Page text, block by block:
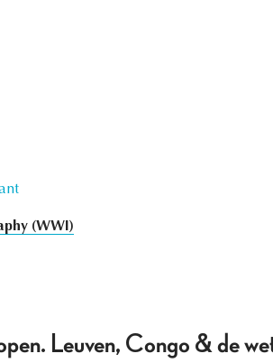
(WWI)
Leuven, Congo & de